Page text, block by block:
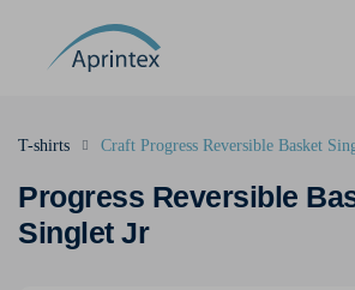
Progress Reversible
Singlet Jr
T-shirts Craft Progress Reversible Basket